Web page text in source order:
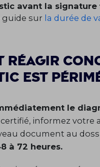
avant la signature
sur la durée de
réagir
est
le
informez votre
document au
à 72 heures.